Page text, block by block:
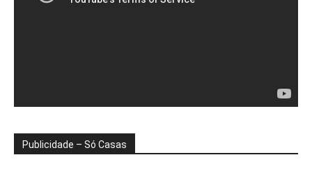
Publicidade – Só Casas